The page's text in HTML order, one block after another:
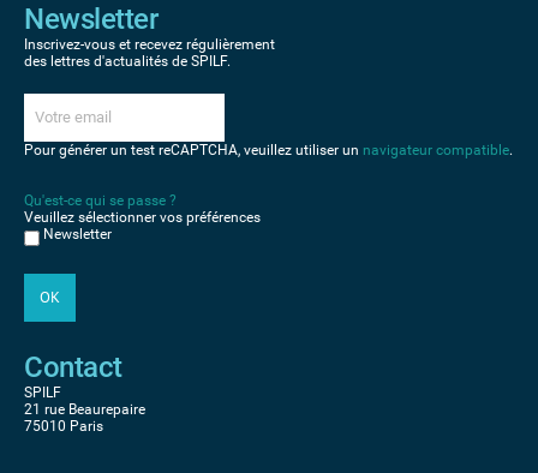
Newsletter
Inscrivez-vous et recevez régulièrement
des lettres d'actualités de SPILF.
Pour générer un test reCAPTCHA, veuillez utiliser un navigateur compatible.
Qu'est-ce qui se passe ?
Veuillez sélectionner vos préférences
Newsletter
Contact
SPILF
21 rue Beaurepaire
75010 Paris